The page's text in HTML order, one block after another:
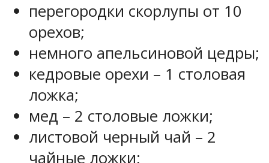
перегородки скорлупы от 10
орехов;
немного апельсиновой цедры;
кедровые орехи – 1 столовая
ложка;
мед – 2 столовые ложки;
листовой черный чай – 2
чайные ложки;